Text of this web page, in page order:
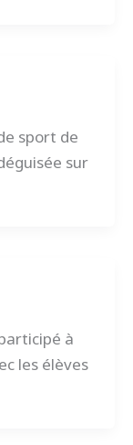
sport de
sur
à
les élèves